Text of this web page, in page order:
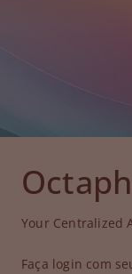
Your Centralized
Faça login com